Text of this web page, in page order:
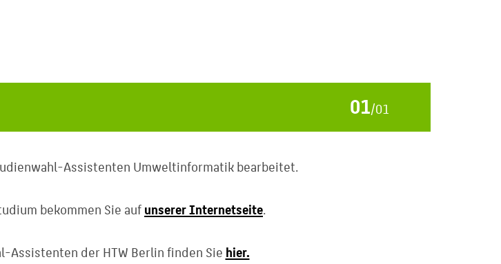
01/01
Assistenten Umweltinformatik bearbeitet.
bekommen Sie aufunserer Internetseite.
Assistenten der HTW Berlin finden Sie hier.